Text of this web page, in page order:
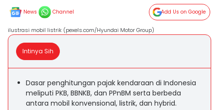
News Channel Add Us on Google
ilustrasi mobil listrik (pexels.com/Hyundai Motor Group)
Intinya Sih
Dasar penghitungan pajak kendaraan di Indonesia
meliputi PKB, BBNKB, dan PPnBM serta berbeda
antara mobil konvensional, listrik, dan hybrid.